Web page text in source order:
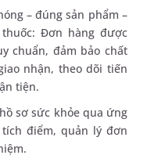
– đúng sản phẩm –
Đơn hàng được
chuẩn, đảm bảo chất
nhận, theo dõi tiến
tiện.
sơ sức khỏe qua ứng
tích điểm, quản lý đơn